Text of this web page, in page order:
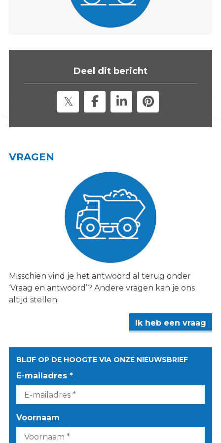
Deel dit bericht
VRAGEN
Misschien vind je het antwoord al terug onder
‘Vraag en antwoord’? Andere vragen kan je ons
altijd stellen.
Ik heb een vraag
BLIJF OP DE HOOGTE VIA ONZE NIEUWSBRIEF
E-mailadres *
Voornaam